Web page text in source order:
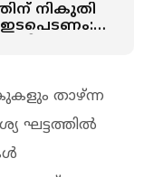
നികുതി
ഇടപെടണം:
താഴ്ന്ന
ഘട്ടത്തിൽ